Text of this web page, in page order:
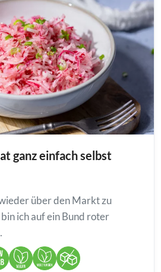
ganz einfach selbst
über den Markt zu
ich auf ein Bund roter